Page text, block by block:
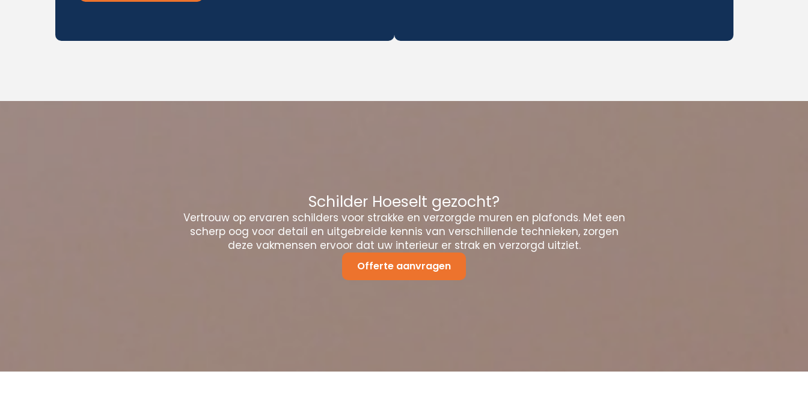
Schilder Hoeselt gezocht?
Vertrouw op ervaren schilders voor strakke en verzorgde muren en plafonds. Met een
scherp oog voor detail en uitgebreide kennis van verschillende technieken, zorgen
deze vakmensen ervoor dat uw interieur er strak en verzorgd uitziet.
Offerte aanvragen